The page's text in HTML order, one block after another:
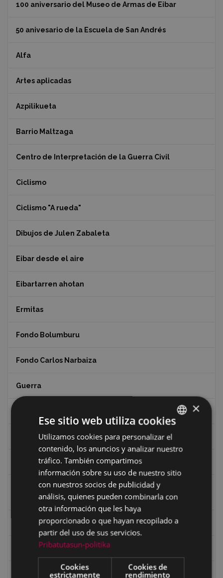
100 aniversario del Museo de Armas de Eibar
50 anivesario de la Escuela de San Andrés
Alfa
Artes aplicadas
Azpilikueta
Barrio Maltzaga
Centro de Interpretación de la Guerra Civil
Ciclismo
Ciclismo "A rueda"
Dibujos de Julen Zabaleta
Eibar desde el aire
Eibartarren ahotan
Ermitas
Fondo Bolumburu
Fondo Carlos Narbaiza
Guerra
Iglesia de Azitain
Ignacio Zuloaga (1870-2020)
Ignacio Zuloaga, cuadros del autor en las tiendas de
Eibar (2020)
Indalecio Ojanguren Diputación de Gipuzkoa
Juan Antonio Palacios HARRIA
Koko Dantzak
BASQUE
SPANISH
×
Ese sitio web utiliza cookies
Utilizamos cookies para personalizar el
contenido, los anuncios y analizar nuestro
tráfico. También compartimos
información sobre su uso de nuestro sitio
con nuestros socios de publicidad y
análisis, quienes pueden combinarla con
otra información que les haya
proporcionado o que hayan recopilado a
partir del uso de sus servicios.
Pribatutasun-politika
Cookies
estrictamente
Cookies de
rendimiento